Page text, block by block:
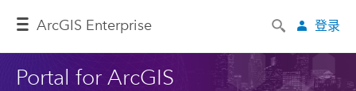
ArcGIS Enterprise 登录
Portal for ArcGIS